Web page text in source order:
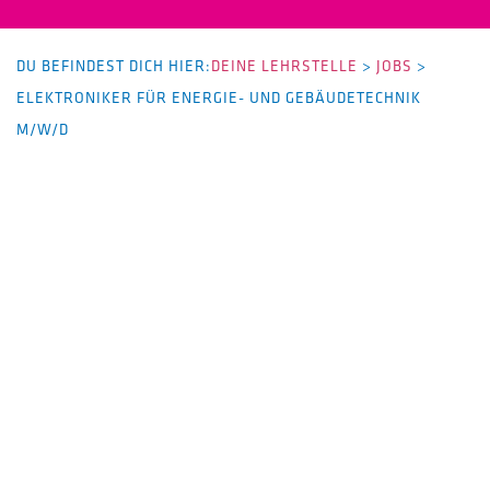
DU BEFINDEST DICH HIER:DEINE LEHRSTELLE > JOBS >
ELEKTRONIKER FÜR ENERGIE- UND GEBÄUDETECHNIK
M/W/D